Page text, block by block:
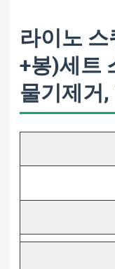
라이노
+봉)세트
물기제거,